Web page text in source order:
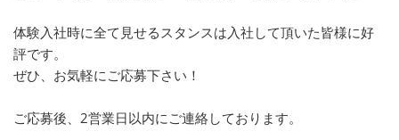
体験入社時に全て見せるスタンスは入社して頂いた皆様に好
評です。
ぜひ、お気軽にご応募下さい！
ご応募後、2営業日以内にご連絡しております。